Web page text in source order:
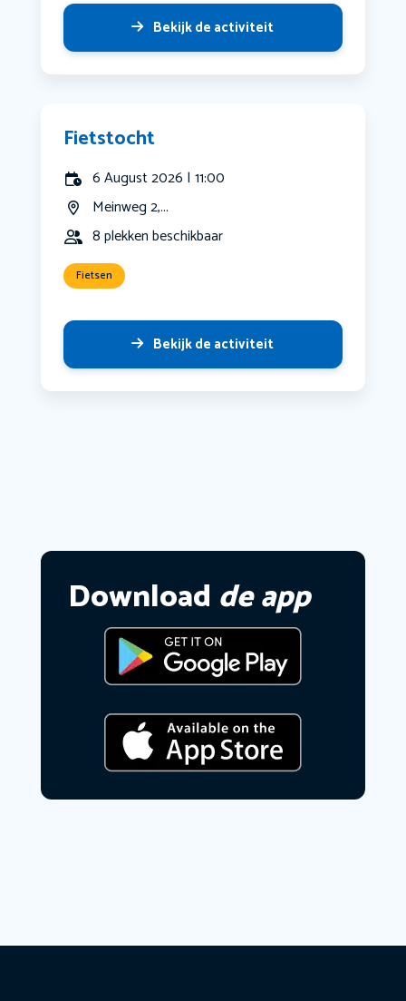
Bekijk de activiteit
Fietstocht
6 August 2026 | 11:00
Meinweg 2,...
8 plekken beschikbaar
Fietsen
Bekijk de activiteit
Download de app